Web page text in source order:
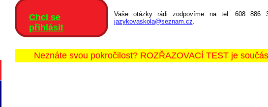
Chci se
přihlásit
Vaše otázky rádi zodpovíme na tel. 608 886
jazykovaskola@seznam.cz.
Neznáte svou pokročilost? ROZŘAZOVACÍ TEST je